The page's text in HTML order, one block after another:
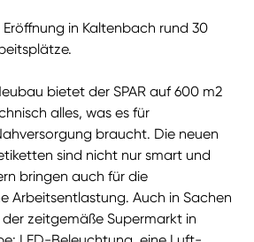
in Kaltenbach rund 30
bietet der SPAR auf 600 m2
alles, was es für
braucht. Die neuen
sind nicht nur smart und
bringen auch für die
Arbeitsentlastung. Auch in Sachen
zeitgemäße Supermarkt in